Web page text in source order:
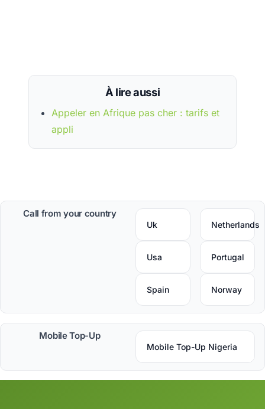
À lire aussi
Appeler en Afrique pas cher : tarifs et
appli
Call from your country
Uk
Usa
Spain
Netherlands
Portugal
Norway
Mobile Top-Up
Mobile Top-Up Nigeria